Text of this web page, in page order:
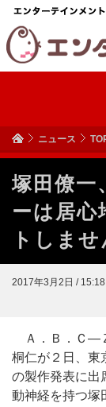
ニュース
塚田僚一
ーは居
トしませ
2017年3月2日 / 15:18
Ａ．Ｂ．Ｃ—
桐仁が２日、東
の製作発表に出
動神経を持つ塚